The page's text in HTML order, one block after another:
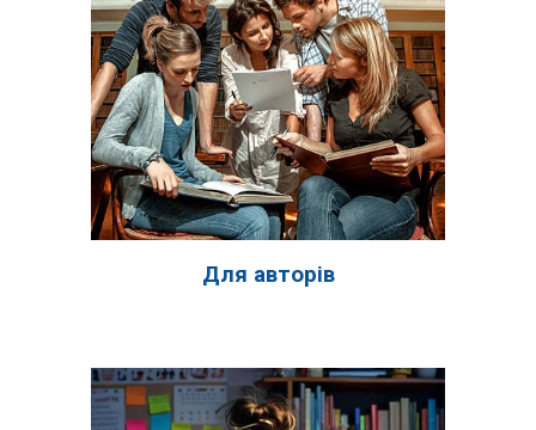
Для авторів